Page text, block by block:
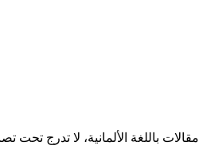
مقالات باللغة الألمانية، لا تدرج